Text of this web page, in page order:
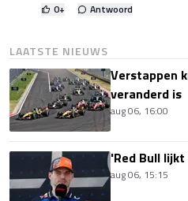
0+ Antwoord
LAATSTE NIEUWS
Verstappen
veranderd is
aug 06, 16:00
'Red Bull
aug 06, 15:15